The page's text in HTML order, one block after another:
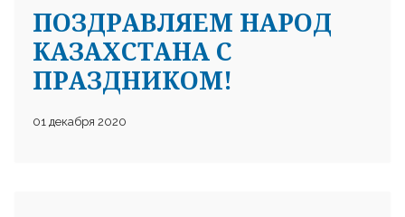
ПОЗДРАВЛЯЕМ НАРОД
КАЗАХСТАНА С
ПРАЗДНИКОМ!
01 декабря 2020